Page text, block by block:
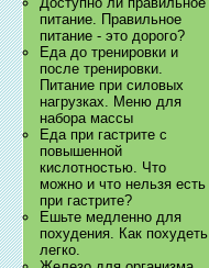
питание. Правильное
питание - это дорого?
Еда до тренировки и
после тренировки.
Питание при силовых
нагрузках. Меню для
набора массы
Еда при гастрите с
повышенной
кислотностью. Что
можно и что нельзя есть
при гастрите?
Ешьте медленно для
похудения. Как похудеть
легко.